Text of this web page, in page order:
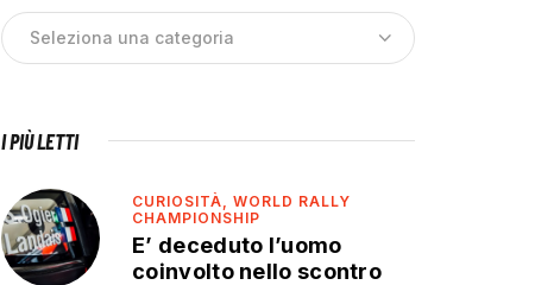
I PIÙ LETTI
CURIOSITÀ,WORLD RALLY
CHAMPIONSHIP
E’ deceduto l’uomo
coinvolto nello scontro